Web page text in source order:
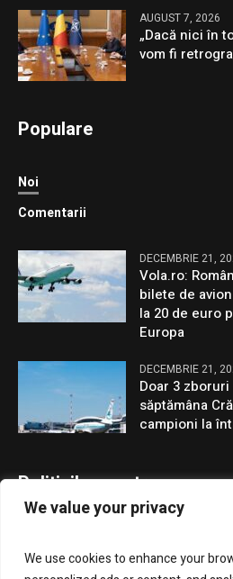
We value your privacy
We use cookies to enhance your
AUGUST 7, 2026
„Dacă nici în
vom fi
Populare
Noi
Comentarii
DECEMBRIE 21,
Vola.ro:
bilete de
la 20 de euro
Europa
DECEMBRIE 21,
Doar 3
săptămâna
campioni la
Politicile noastre